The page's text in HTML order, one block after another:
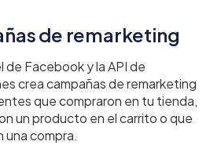
de remarketing
de Facebook y la API de
crea campañas de remarketing
que compraron en tu tienda,
un producto en el carrito o que
una compra.